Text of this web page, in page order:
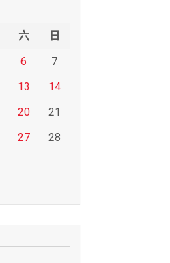
六
日
6
7
13
14
20
21
27
28